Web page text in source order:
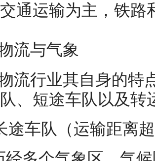
通运输为主，铁路
流与气象
流行业其自身的特
、短途车队以及转
途车队（运输距离